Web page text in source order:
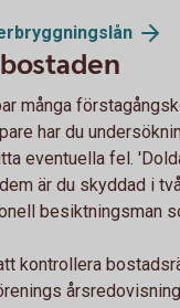
många
har du
eventuella fel.
är du skyddad i
besiktningsman
kontrollera